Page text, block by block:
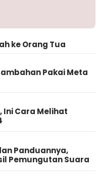
ke Orang Tua
Pakai Meta
Ini Cara Melihat
Panduannya,
Pemungutan Suara